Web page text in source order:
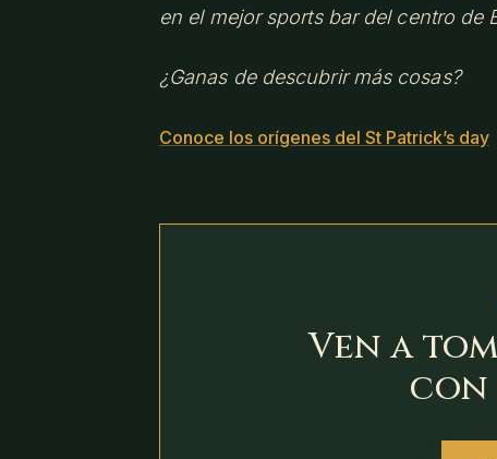
en el mejor sports bar del centro de
¿Ganas de descubrir más cosas?
Conoce los orígenes del St Patrick’s day
Ven a
con